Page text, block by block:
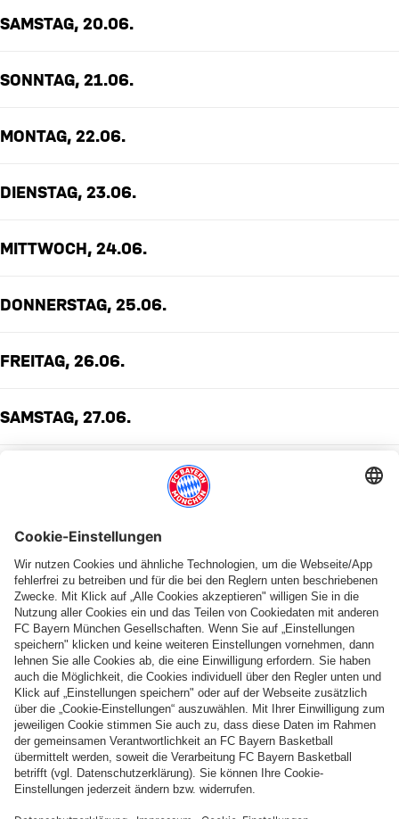
SAMSTAG, 20.06.
SONNTAG, 21.06.
MONTAG, 22.06.
DIENSTAG, 23.06.
MITTWOCH, 24.06.
DONNERSTAG, 25.06.
FREITAG, 26.06.
SAMSTAG, 27.06.
birthday,
Tom
Bischof!
Geburtstag
MONTAG, 29.06.
DIENSTAG, 30.06.
PARTNER